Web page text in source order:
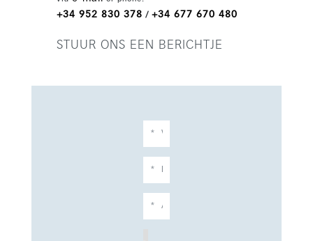
+34 952 830 378 / +34 677 670 480
STUUR ONS EEN BERICHTJE